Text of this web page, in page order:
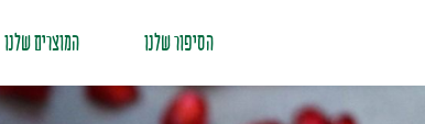
הסיפור שלנו המוצרים שלנו